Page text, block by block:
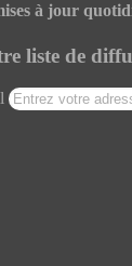
à jour
liste de